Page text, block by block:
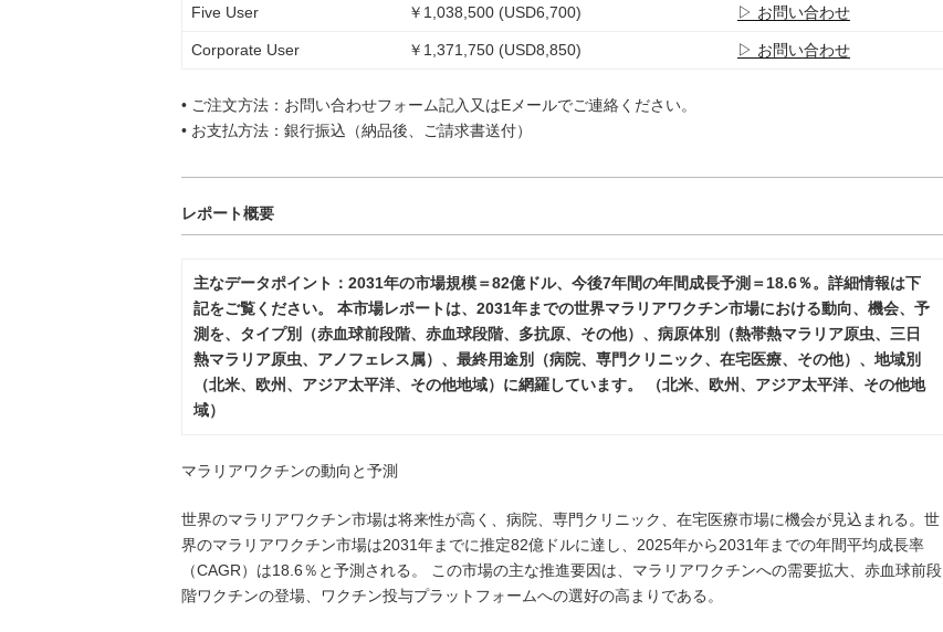
Five User ￥1,038,500 (USD6,700) ▷ お問い合わせ
Corporate User ￥1,371,750 (USD8,850) ▷ お問い合わせ
• ご注文方法：お問い合わせフォーム記入又はEメールでご連絡ください。
• お支払方法：銀行振込（納品後、ご請求書送付）
レポート概要
主なデータポイント：2031年の市場規模＝82億ドル、今後7年間の年間成長予測＝18.6％。詳細情報は下
記をご覧ください。 本市場レポートは、2031年までの世界マラリアワクチン市場における動向、機会、予
測を、タイプ別（赤血球前段階、赤血球段階、多抗原、その他）、病原体別（熱帯熱マラリア原虫、三日
熱マラリア原虫、アノフェレス属）、最終用途別（病院、専門クリニック、在宅医療、その他）、地域別
（北米、欧州、アジア太平洋、その他地域）に網羅しています。 （北米、欧州、アジア太平洋、その他地
域）
マラリアワクチンの動向と予測
世界のマラリアワクチン市場は将来性が高く、病院、専門クリニック、在宅医療市場に機会が見込まれる。世
界のマラリアワクチン市場は2031年までに推定82億ドルに達し、2025年から2031年までの年間平均成長率
（CAGR）は18.6％と予測される。 この市場の主な推進要因は、マラリアワクチンへの需要拡大、赤血球前段
階ワクチンの登場、ワクチン投与プラットフォームへの選好の高まりである。